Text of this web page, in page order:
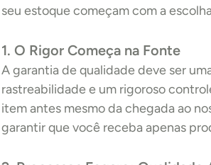
seu estoque começam com a
1. O Rigor Começa na Fonte
A garantia de qualidade deve ser
rastreabilidade e um rigoroso
item antes mesmo da chegada ao
garantir que você receba apenas